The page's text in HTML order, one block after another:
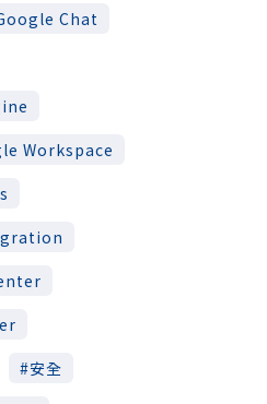
Chat
Workspace
安全